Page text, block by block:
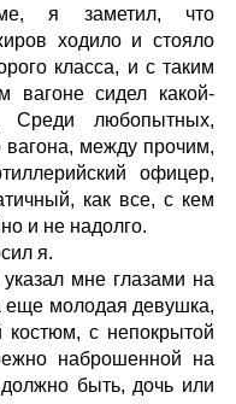
я заметил, что
ходило и стояло
класса, и с таким
вагоне сидел какой-
Среди любопытных,
вагона, между прочим,
офицер,
как все, с кем
и не надолго.
я.
мне глазами на
еще молодая девушка,
с непокрытой
наброшенной на
быть, дочь или